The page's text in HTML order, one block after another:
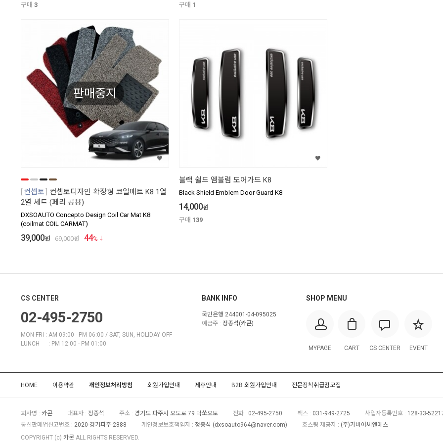
구매 3 구매 1
판매중지
컨셉토
컨셉토디자인 확장형 코일매트 K8 1열
2열 세트 (페리 공용)
DXSOAUTO Concepto Design Coil Car Mat K8
(coilmat COIL CARMAT)
39,000원 69,000원 44%
블랙 쉴드 엠블럼 도어가드 K8
Black Shield Emblem Door Guard K8
14,000원
구매 139
CS CENTER
02-495-2750
MON-FRI : AM 09:00 - PM 06:00 / SAT, SUN, HOLIDAY OFF
LUNCH : PM 12:00 - PM 01:00
BANK INFO
국민은행 244001-04-095025
예금주 : 정종석(카콘)
SHOP MENU
MYPAGE CART CS CENTER EVENT
HOME 이용약관 개인정보처리방침 회원가입안내 제휴안내 B2B 회원가입안내 전문장착취급점모집
회사명 : 카콘 대표자 : 정종석 주소 : 경기도 파주시 오도로 79 닥쏘오토 전화 : 02-495-2750 팩스 : 031-949-2725 사업자등록번호 : 128-33-
통신판매업신고번호 : 2020-경기파주-2888 개인정보보호책임자 : 정종석 (dxsoauto964@naver.com) 호스팅 제공자 : (주)가비아씨엔에스
COPYRIGHT (c) 카콘 ALL RIGHTS RESERVED.